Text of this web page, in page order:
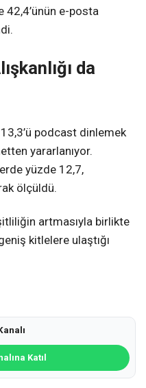
42,4’ünün e-posta
da
13,3’ü podcast dinlemek
yararlanıyor.
yüzde 12,7,
ölçüldü.
artmasıyla birlikte
kitlelere ulaştığı
Katıl